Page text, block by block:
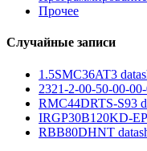
Прочее
Случайные записи
1.5SMC36AT3
2321-2-00-50-00-
RMC44DRTS-S93
IRGP30B120KD-EP
RBB80DHNT